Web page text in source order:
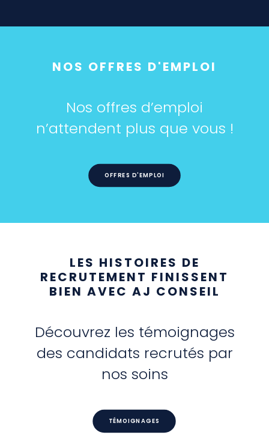
NOS OFFRES D'EMPLOI
Nos offres d’emploi
n’attendent plus que vous !
OFFRES D'EMPLOI
LES HISTOIRES DE
RECRUTEMENT FINISSENT
BIEN AVEC AJ CONSEIL
Découvrez les témoignages
des candidats recrutés par
nos soins
TÉMOIGNAGES